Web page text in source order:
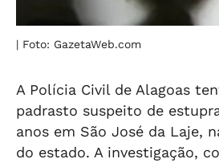
| Foto: GazetaWeb.com
A Polícia Civil de Alagoas
padrasto suspeito de
anos em São José da Laje,
do estado. A investigação,